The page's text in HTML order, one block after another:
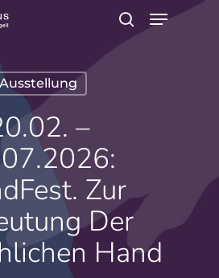
search
Menu
Ausstellung
–
Zur
Der
Hand